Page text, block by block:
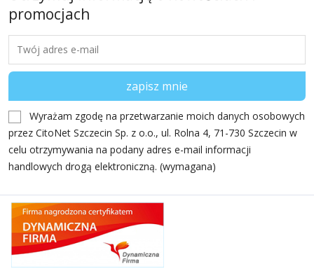
promocjach
Wyrażam zgodę na przetwarzanie moich danych osobowych
przez CitoNet Szczecin Sp. z o.o., ul. Rolna 4, 71-730 Szczecin w
celu otrzymywania na podany adres e-mail informacji
handlowych drogą elektroniczną. (wymagana)